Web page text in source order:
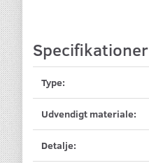
Specifikationer
Type:
Udvendigt materiale:
Detalje: